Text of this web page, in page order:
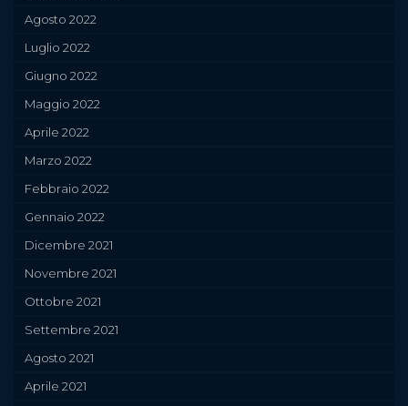
Agosto 2022
Luglio 2022
Giugno 2022
Maggio 2022
Aprile 2022
Marzo 2022
Febbraio 2022
Gennaio 2022
Dicembre 2021
Novembre 2021
Ottobre 2021
Settembre 2021
Agosto 2021
Aprile 2021